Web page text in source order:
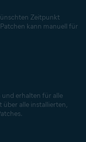
Zeitpunkt
kann manuell für
und erhalten für alle
alle installierten,